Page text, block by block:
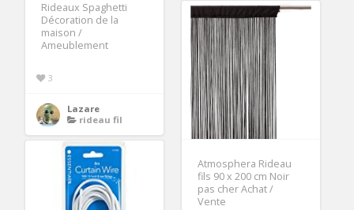
Rideaux Spaghetti
Décoration de la
maison /
Ameublement
3
Lazare
rideau fil
Atmosphera Rideau
fils 90 x 200 cm Noir
pas cher Achat /
Vente